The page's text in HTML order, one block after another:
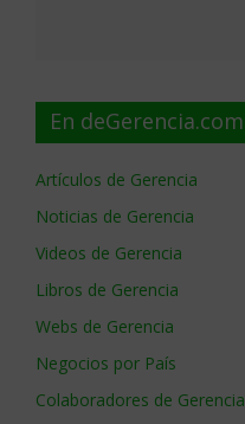
En deGerencia.com
Artículos de Gerencia
Noticias de Gerencia
Videos de Gerencia
Libros de Gerencia
Webs de Gerencia
Negocios por País
Colaboradores de Gerencia